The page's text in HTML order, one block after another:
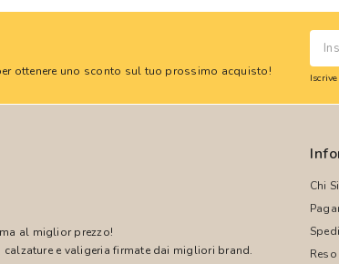
ottenere uno sconto sul tuo prossimo acquisto!
al miglior prezzo!
e valigeria firmate dai migliori brand.
Chi